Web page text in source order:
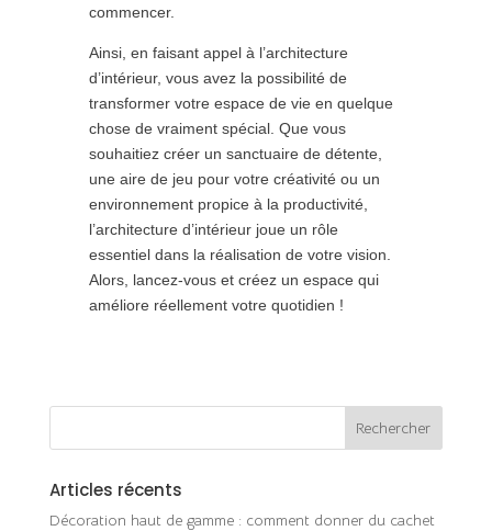
commencer.
Ainsi, en faisant appel à l’architecture
d’intérieur, vous avez la possibilité de
transformer votre espace de vie en quelque
chose de vraiment spécial. Que vous
souhaitiez créer un sanctuaire de détente,
une aire de jeu pour votre créativité ou un
environnement propice à la productivité,
l’architecture d’intérieur joue un rôle
essentiel dans la réalisation de votre vision.
Alors, lancez-vous et créez un espace qui
améliore réellement votre quotidien !
Articles récents
Décoration haut de gamme : comment donner du cachet